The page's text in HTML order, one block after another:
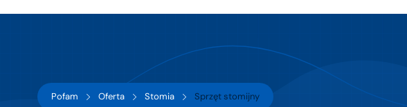
Pofam Oferta Stomia Sprzęt stomijny